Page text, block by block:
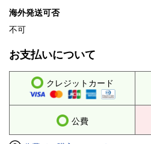
海外発送可否
不可
お支払いについて
クレジットカード
公費